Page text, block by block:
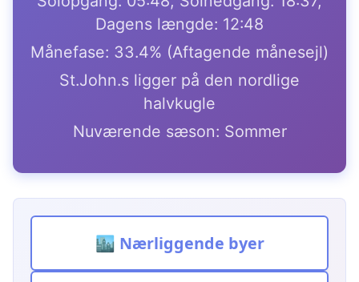
Dagens længde: 12:48
Månefase: 33.4% (Aftagende månesejl)
St.John.s ligger på den nordlige
halvkugle
Nuværende sæson: Sommer
🏙️ Nærliggende byer